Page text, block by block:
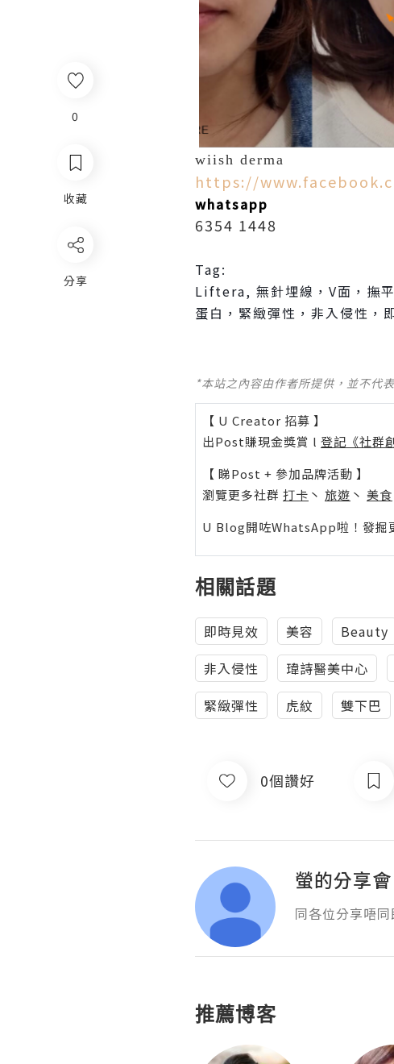
0
收藏
分享
wiish derma
https://
whatsapp
6354 1448
Tag:
Liftera, 無針埋線， V面，撫
蛋白，緊緻彈性，非入侵性，
*本站之內容由作者所提供，並不代
【 U Creator 招募 】
出Post賺現金獎賞 l 登記《社群
【 睇Post + 參加品牌活動 】
瀏覽更多社群 打卡 丶 旅遊 丶 美食
U Blog開咗WhatsApp啦！發掘
相關話題
即時見效 美容 Beauty
非入侵性
瑋詩醫美中心
緊緻彈性
虎紋 雙下巴
0個讚好
螢的分享會
同各位分享唔
推薦博客